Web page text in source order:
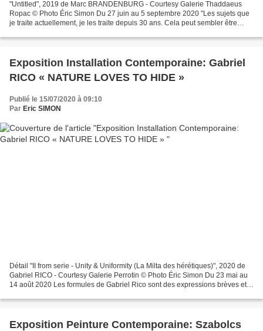
"Untitled", 2019 de Marc BRANDENBURG - Courtesy Galerie Thaddaeus
Ropac © Photo Éric Simon Du 27 juin au 5 septembre 2020 "Les sujets que
je traite actuellement, je les traite depuis 30 ans. Cela peut sembler être
Exposition Installation Contemporaine: Gabriel
RICO « NATURE LOVES TO HIDE »
Publié le 15/07/2020 à 09:10
Par Eric SIMON
Détail "II from serie - Unity & Uniformity (La Milta des hérétiques)", 2020 de
Gabriel RICO - Courtesy Galerie Perrotin © Photo Éric Simon Du 23 mai au
14 août 2020 Les formules de Gabriel Rico sont des expressions brèves et
Exposition Peinture Contemporaine: Szabolcs